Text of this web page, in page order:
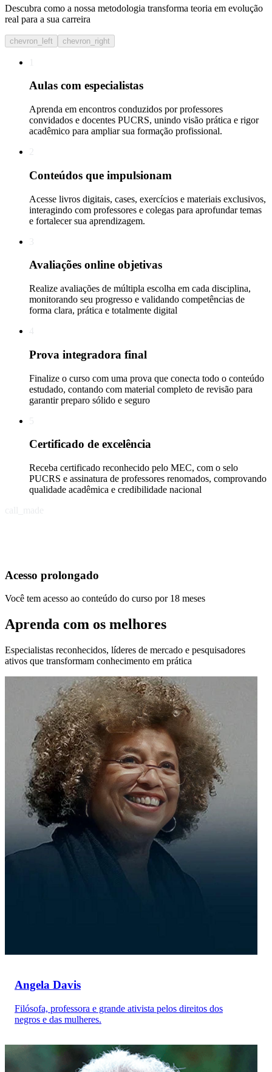
Descubra como a nossa metodologia transforma teoria em evolução
real para a sua carreira​
chevron_left chevron_right
Aulas com especialistas
Aprenda em encontros conduzidos por professores
convidados e docentes PUCRS, unindo visão prática e rigor
acadêmico para ampliar sua formação profissional.
Conteúdos que impulsionam
Acesse livros digitais, cases, exercícios e materiais exclusivos,
interagindo com professores e colegas para aprofundar temas
e fortalecer sua aprendizagem.
Avaliações online objetivas
Realize avaliações de múltipla escolha em cada disciplina,
monitorando seu progresso e validando competências de
forma clara, prática e totalmente digital
Prova integradora final
Finalize o curso com uma prova que conecta todo o conteúdo
estudado, contando com material completo de revisão para
garantir preparo sólido e seguro
Certificado de excelência
Receba certificado reconhecido pelo MEC, com o selo
PUCRS e assinatura de professores renomados, comprovando
qualidade acadêmica e credibilidade nacional
Acesso prolongado
Você tem acesso ao conteúdo do curso por 18 meses
Aprenda com os melhores
Especialistas reconhecidos, líderes de mercado e pesquisadores
ativos que transformam conhecimento em prática
Angela Davis
Filósofa, professora e grande ativista pelos direitos dos
negros e das mulheres.